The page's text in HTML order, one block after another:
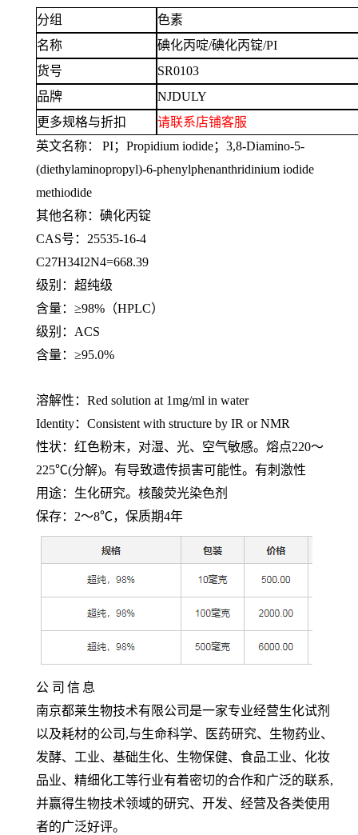
分组
色素
名称
碘化丙啶/碘化丙锭/PI
货号
SR0103
品牌
NJDULY
更多规格与折扣
请联系店铺客服
英文名称：
PI；Propidium iodide；3,8-Diamino-5-
(diethylaminopropyl)-6-phenylphenanthridinium iodide
methiodide
其他名称：碘化丙锭
CAS号：25535-16-4
C27H34I2N4=668.39
级别：超纯级
含量： ≥98%（HPLC）
级别： ACS
含量： ≥95.0%
溶解性： Red solution at 1mg/ml in water
Identity：Consistent with structure by IR or NMR
性状：红色粉末，对湿、光、空气敏感。熔点220～
225℃(分解)。有导致遗传损害可能性。有刺激性
用途：生化研究。核酸荧光染色剂
保存： 2～8℃，保质期4年
公 司 信 息
南京都莱生物技术有限公司是一家专业经营生化试剂
以及耗材的公司,与生命科学、医药研究、生物药业、
发酵、工业、基础生化、生物保健、食品工业、化妆
品业、精细化工等行业有着密切的合作和广泛的联系,
并赢得生物技术领域的研究、开发、经营及各类使用
者的广泛好评。